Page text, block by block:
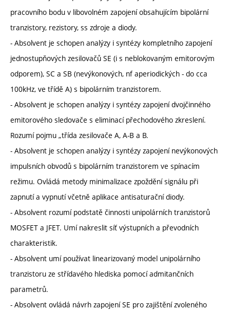
pracovního bodu v libovolném zapojení obsahujícím bipolární
tranzistory, rezistory, ss zdroje a diody.
- Absolvent je schopen analýzy i syntézy kompletního zapojení
jednostupňových zesilovačů SE (i s neblokovaným emitorovým
odporem), SC a SB (nevýkonových, nf aperiodických - do cca
100kHz, ve třídě A) s bipolárním tranzistorem.
- Absolvent je schopen analýzy i syntézy zapojení dvojčinného
emitorového sledovače s eliminací přechodového zkreslení.
Rozumí pojmu „třída zesilovače A, A-B a B.
- Absolvent je schopen analýzy i syntézy zapojení nevýkonových
impulsních obvodů s bipolárním tranzistorem ve spínacím
režimu. Ovládá metody minimalizace zpoždění signálu při
zapnutí a vypnutí včetně aplikace antisaturační diody.
- Absolvent rozumí podstatě činnosti unipolárních tranzistorů
MOSFET a JFET. Umí nakreslit síť výstupních a převodních
charakteristik.
- Absolvent umí používat linearizovaný model unipolárního
tranzistoru ze střídavého hlediska pomocí admitančních
parametrů.
- Absolvent ovládá návrh zapojení SE pro zajištění zvoleného